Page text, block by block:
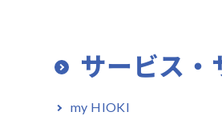
サービス・
my HIOKI